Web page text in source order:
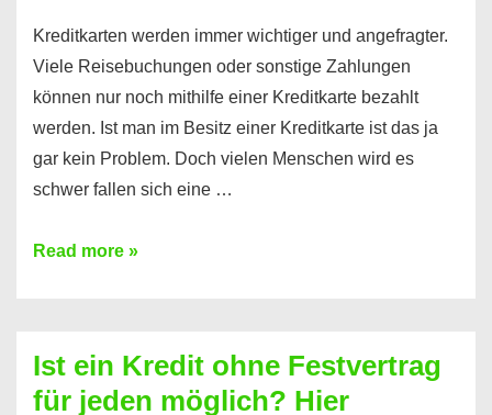
Kreditkarten werden immer wichtiger und angefragter.
Viele Reisebuchungen oder sonstige Zahlungen
können nur noch mithilfe einer Kreditkarte bezahlt
werden. Ist man im Besitz einer Kreditkarte ist das ja
gar kein Problem. Doch vielen Menschen wird es
schwer fallen sich eine …
Kreditkarte
Prepaid
ist
Read more »
Ist ein Kredit ohne Festvertrag
für jeden möglich? Hier